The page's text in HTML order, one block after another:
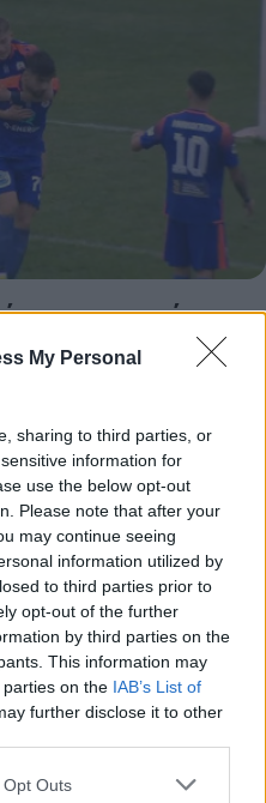
My Personal
sharing to third parties, or
information for
use the below opt-out
Please note that after your
may continue seeing
information utilized by
to third parties prior to
opt-out of the further
by third parties on the
This information may
on the IAB’s List of
further disclose it to other
Outs
με τακουνάκι ο
τέρματα του